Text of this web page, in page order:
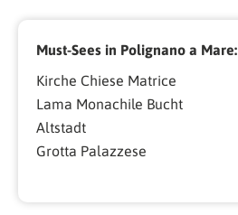
Must-Sees in Polignano a Mare:
Kirche Chiese Matrice
Lama Monachile Bucht
Altstadt
Grotta Palazzese